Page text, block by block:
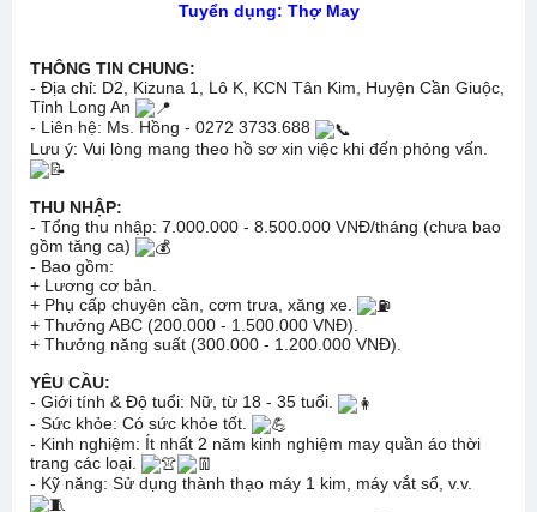
Tuyển dụng: Thợ May
THÔNG TIN CHUNG:
- Địa chỉ: D2, Kizuna 1, Lô K, KCN Tân Kim, Huyện Cần Giuộc,
Tỉnh Long An
- Liên hệ: Ms. Hồng - 0272 3733.688
Lưu ý: Vui lòng mang theo hồ sơ xin việc khi đến phỏng vấn.
THU NHẬP:
- Tổng thu nhập: 7.000.000 - 8.500.000 VNĐ/tháng (chưa bao
gồm tăng ca)
- Bao gồm:
+ Lương cơ bản.
+ Phụ cấp chuyên cần, cơm trưa, xăng xe.
+ Thưởng ABC (200.000 - 1.500.000 VNĐ).
+ Thưởng năng suất (300.000 - 1.200.000 VNĐ).
YÊU CẦU:
- Giới tính & Độ tuổi: Nữ, từ 18 - 35 tuổi.
- Sức khỏe: Có sức khỏe tốt.
- Kinh nghiệm: Ít nhất 2 năm kinh nghiệm may quần áo thời
trang các loại.
- Kỹ năng: Sử dụng thành thạo máy 1 kim, máy vắt sổ, v.v.